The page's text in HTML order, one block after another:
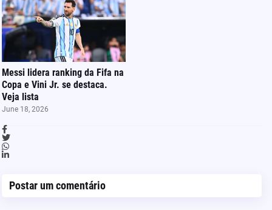
Messi lidera ranking da Fifa na
Copa e Vini Jr. se destaca.
Veja lista
June 18, 2026
Postar um comentário